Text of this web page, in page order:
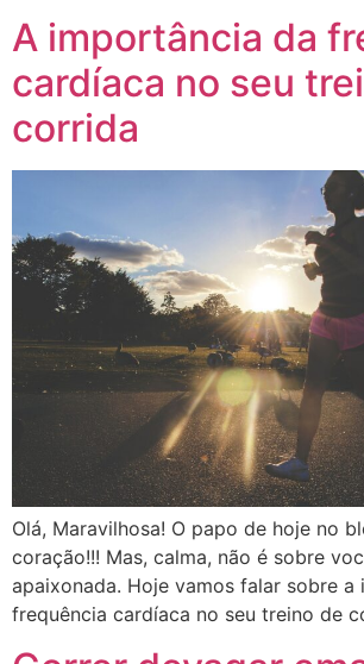
A importância da
cardíaca no seu
corrida
Olá, Maravilhosa! O papo de hoje no
coração!!! Mas, calma, não é sobre
apaixonada. Hoje vamos falar sobre a
frequência cardíaca no seu treino de